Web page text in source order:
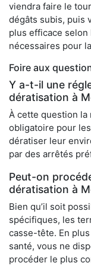
viendra faire le
dégâts subis, puis
plus efficace
nécessaires pour
Foire aux
Y a-t-il une
dératisation à
À cette question la
obligatoire pour
dératiser leur
par des arrêtés
Peut-on
dératisation à
Bien qu’il soit
spécifiques, les
casse-tête. En
santé, vous ne
procéder le plus